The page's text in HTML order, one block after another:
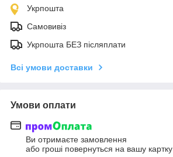
Укрпошта
Самовивіз
Укрпошта БЕЗ післяплати
Всі умови доставки
Умови оплати
Ви отримаєте замовлення
або гроші повернуться на вашу картку